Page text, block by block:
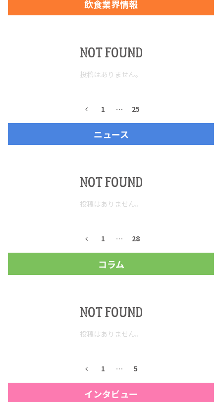
TEQUILA JOURNAL
メキシコ旅行
トピックス
プライバシーポリシー
飲食業界情報
NOT FOUND
投稿はありません。
1 … 25
ニュース
NOT FOUND
投稿はありません。
1 … 28
コラム
NOT FOUND
投稿はありません。
1 … 5
インタビュー